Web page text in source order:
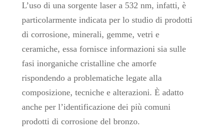
L’uso di una sorgente laser a 532 nm, infatti, è
particolarmente indicata per lo studio di prodotti
di corrosione, minerali, gemme, vetri e
ceramiche, essa fornisce informazioni sia sulle
fasi inorganiche cristalline che amorfe
rispondendo a problematiche legate alla
composizione, tecniche e alterazioni. È adatto
anche per l’identificazione dei più comuni
prodotti di corrosione del bronzo.